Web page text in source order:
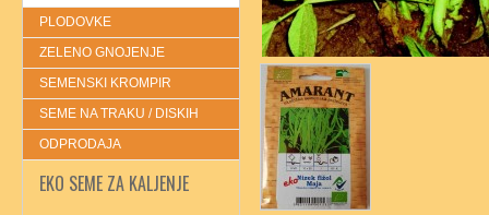
PLODOVKE
ZELENO GNOJENJE
SEMENSKI KROMPIR
SEME NA TRAKU / DISKIH
ODPRODAJA
EKO SEME ZA KALJENJE